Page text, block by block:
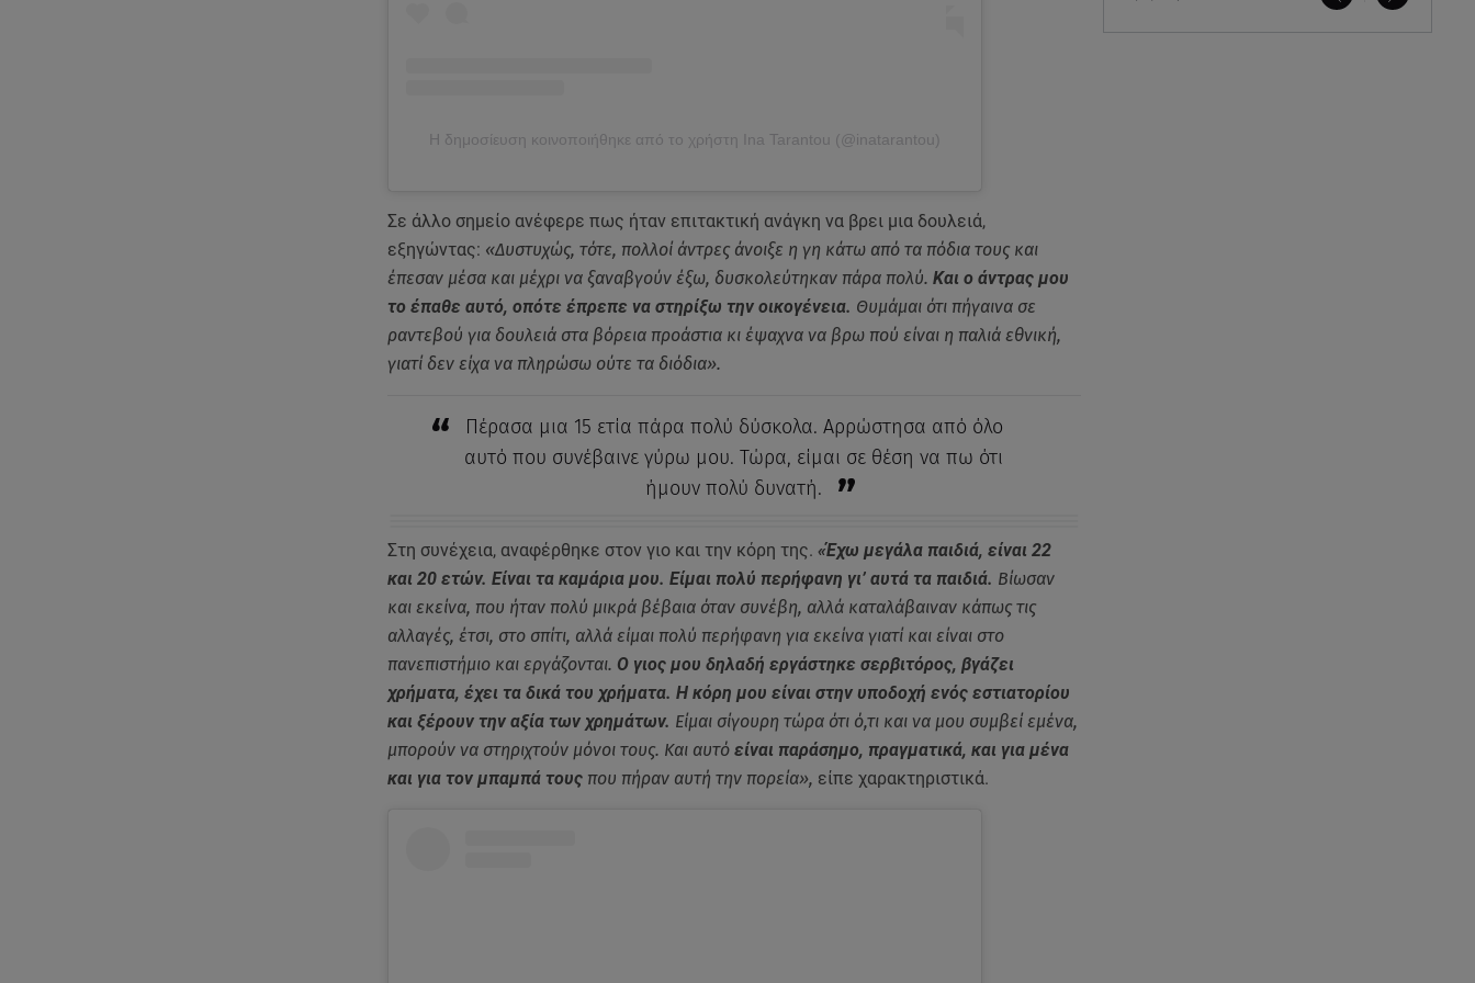
Η δημοσίευση κοινοποιήθηκε από το χρήστη Ina Tarantou (@inatarantou)
Σε άλλο σημείο ανέφερε πως ήταν επιτακτική ανάγκη να βρει μια δουλειά,
εξηγώντας: «Δυστυχώς, τότε, πολλοί άντρες άνοιξε η γη κάτω από τα πόδια τους και
έπεσαν μέσα και μέχρι να ξαναβγούν έξω, δυσκολεύτηκαν πάρα πολύ. Και ο άντρας μου
το έπαθε αυτό, οπότε έπρεπε να στηρίξω την οικογένεια. Θυμάμαι ότι πήγαινα σε
ραντεβού για δουλειά στα βόρεια προάστια κι έψαχνα να βρω πού είναι η παλιά εθνική,
γιατί δεν είχα να πληρώσω ούτε τα διόδια».
Πέρασα μια 15 ετία πάρα πολύ δύσκολα. Αρρώστησα από όλο
αυτό που συνέβαινε γύρω μου. Τώρα, είμαι σε θέση να πω ότι
ήμουν πολύ δυνατή.
Στη συνέχεια, αναφέρθηκε στον γιο και την κόρη της. «Έχω μεγάλα παιδιά, είναι 22
και 20 ετών. Είναι τα καμάρια μου. Είμαι πολύ περήφανη γι’ αυτά τα παιδιά. Βίωσαν
και εκείνα, που ήταν πολύ μικρά βέβαια όταν συνέβη, αλλά καταλάβαιναν κάπως τις
αλλαγές, έτσι, στο σπίτι, αλλά είμαι πολύ περήφανη για εκείνα γιατί και είναι στο
πανεπιστήμιο και εργάζονται. Ο γιος μου δηλαδή εργάστηκε σερβιτόρος, βγάζει
χρήματα, έχει τα δικά του χρήματα. Η κόρη μου είναι στην υποδοχή ενός εστιατορίου
και ξέρουν την αξία των χρημάτων. Είμαι σίγουρη τώρα ότι ό,τι και να μου συμβεί εμένα,
μπορούν να στηριχτούν μόνοι τους. Και αυτόείναι παράσημο, πραγματικά, και για μένα
και για τον μπαμπά τους που πήραν αυτή την πορεία», είπε χαρακτηριστικά.